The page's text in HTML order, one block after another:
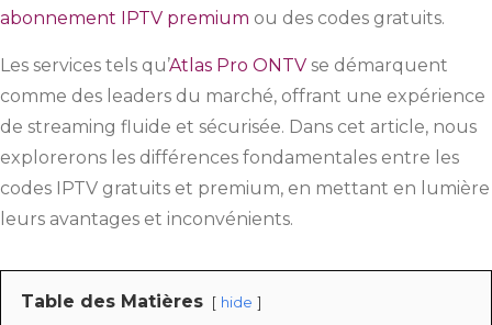
abonnement IPTV premium ou des codes gratuits.
Les services tels qu’Atlas Pro ONTV se démarquent
comme des leaders du marché, offrant une expérience
de streaming fluide et sécurisée. Dans cet article, nous
explorerons les différences fondamentales entre les
codes IPTV gratuits et premium, en mettant en lumière
leurs avantages et inconvénients.
Table des Matières hide